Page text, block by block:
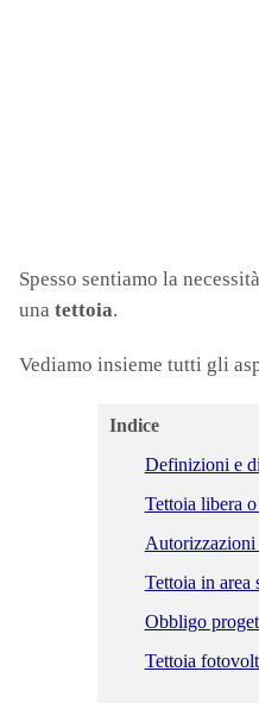
Spesso sentiamo la
una tettoia.
Vediamo insieme tutti gli
Indice
Definizioni e
Tettoia libera
Autorizzazioni
Tettoia in area
Obbligo
Tettoia